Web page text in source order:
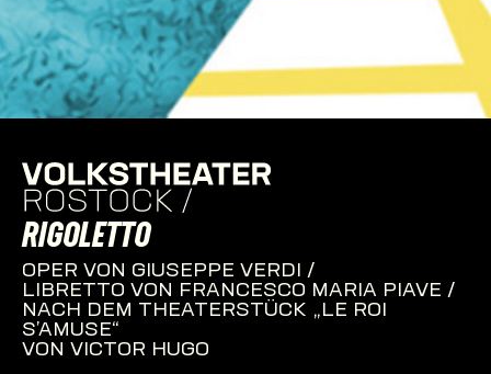
RIGOLETTO
OPER VON GIUSEPPE VERDI /
LIBRETTO VON FRANCESCO MARIA PIAVE /
NACH DEM THEATERSTÜCK „LE ROI
S’AMUSE“
VON VICTOR HUGO